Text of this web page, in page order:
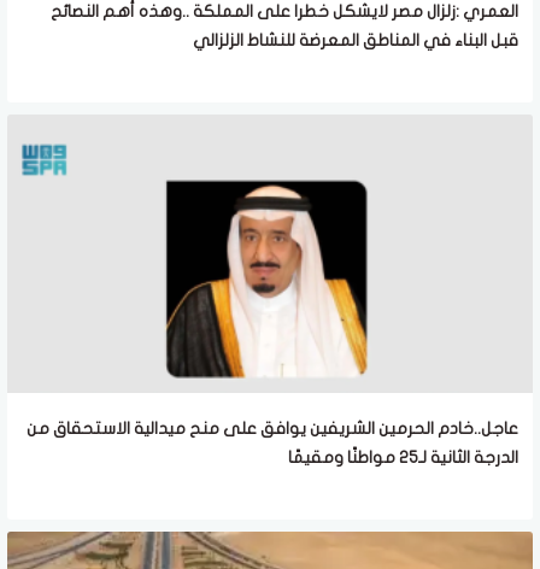
العمري :زلزال مصر لايشكل خطرا على المملكة ..وهذه أهم النصائح
قبل البناء في المناطق المعرضة للنشاط الزلزالي
عاجل..خادم الحرمين الشريفين يوافق على منح ميدالية الاستحقاق من
الدرجة الثانية لـ25 مواطنًا ومقيمًا